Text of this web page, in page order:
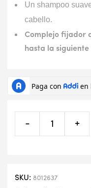
Un shampoo
cabello.
Complejo fijador
hasta la
- +
SKU: 8012637